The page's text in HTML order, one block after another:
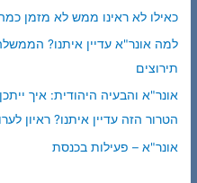
כאילו לא ראינו ממש לא מזמן
למה אונר"א עדיין איתנו?
תירוצים
הטרור הזה עדיין איתנו? ראיון לערוץ 7
אונר"א – פעילות בכנסת